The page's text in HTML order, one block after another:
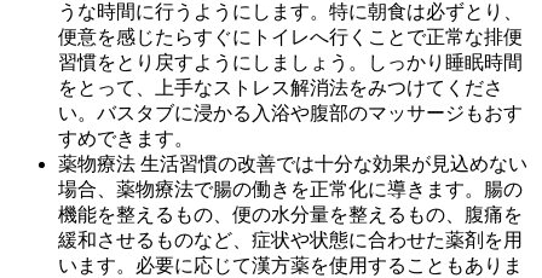
うな時間に行うようにします。特に朝食は必ずとり、
便意を感じたらすぐにトイレへ行くことで正常な排便
習慣をとり戻すようにしましょう。しっかり睡眠時間
をとって、上手なストレス解消法をみつけてくださ
い。バスタブに浸かる入浴や腹部のマッサージもおす
すめできます。
薬物療法 生活習慣の改善では十分な効果が見込めない
場合、薬物療法で腸の働きを正常化に導きます。腸の
機能を整えるもの、便の水分量を整えるもの、腹痛を
緩和させるものなど、症状や状態に合わせた薬剤を用
います。必要に応じて漢方薬を使用することもありま